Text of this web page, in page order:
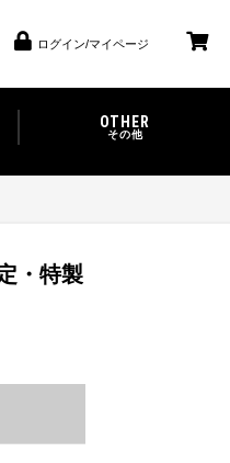
ログイン/マイページ
OTHER
その他
・特製